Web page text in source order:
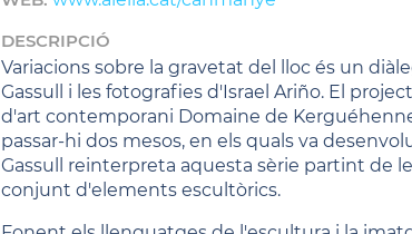
DESCRIPCIÓ
Variacions sobre la gravetat del lloc és un
Gassull i les fotografies d'Israel Ariño. El
d'art contemporani Domaine de
passar-hi dos mesos, en els quals va
Gassull reinterpreta aquesta sèrie partint de
conjunt d'elements escultòrics.